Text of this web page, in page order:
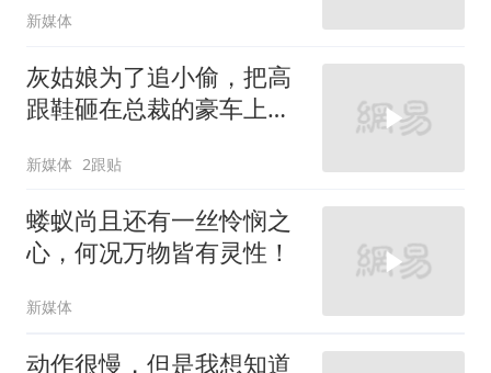
新媒体
灰姑娘为了追小偷，把高
跟鞋砸在总裁的豪车上，
新媒体 2跟贴
蝼蚁尚且还有一丝怜悯之
心，何况万物皆有灵性！
新媒体
动作很慢，但是我想知道